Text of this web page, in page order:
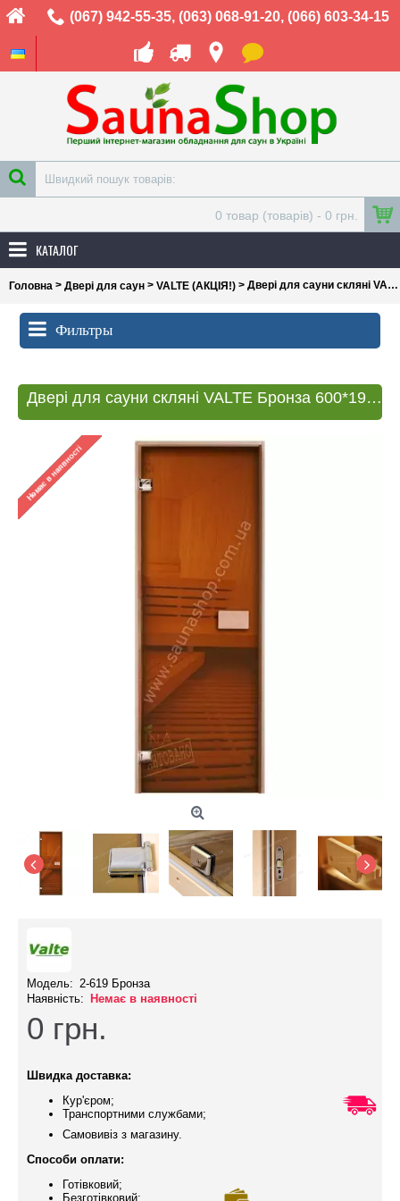
(067) 942-55-35, (063) 068-91-20, (066) 603-34-15
0 товар (товарів) - 0 грн.
КАТАЛОГ
Головна > Двері для саун > VALTE (АКЦІЯ!) > Двері для сауни скляні VALTE Бронза 600*1900
Фильтры
Двері для сауни скляні VALTE Бронза 600*1900
Модель: 2-619 Бронза
Наявність:
Немає в наявності
0 грн.
Швидка доставка:
Кур'єром;
Транспортними службами;
Самовивіз з магазину.
Способи оплати:
Готівковий;
Безготівковий;